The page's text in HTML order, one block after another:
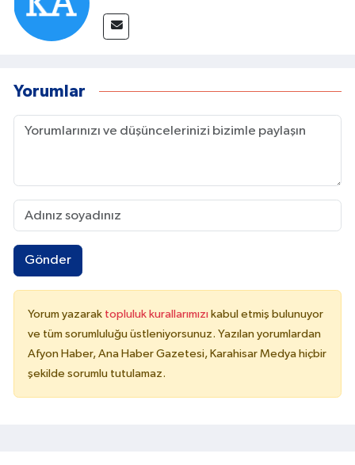
Yorumlar
Gönder
Yorum yazarak topluluk kurallarımızı kabul etmiş bulunuyor
ve tüm sorumluluğu üstleniyorsunuz. Yazılan yorumlardan
Afyon Haber, Ana Haber Gazetesi, Karahisar Medya hiçbir
şekilde sorumlu tutulamaz.